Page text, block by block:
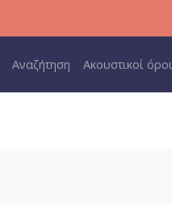
Main navigation
Αναζήτηση Ακουστικοί όροι